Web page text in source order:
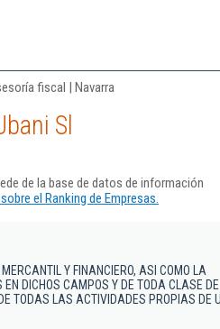
fiscal | Navarra
Sl
de la base de datos de información
el Ranking de Empresas.
Y FINANCIERO, ASI COMO LA
DICHOS CAMPOS Y DE TODA CLASE DE
TODAS LAS ACTIVIDADES PROPIAS DE